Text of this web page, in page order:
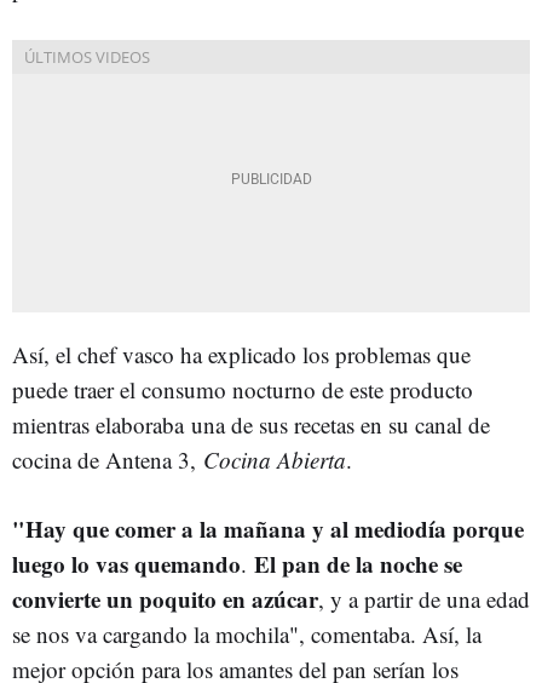
Así, el chef vasco ha explicado los problemas que
puede traer el consumo nocturno de este producto
mientras elaboraba una de sus recetas en su canal de
cocina de Antena 3, Cocina Abierta.
"Hay que comer a la mañana y al mediodía porque
luego lo vas quemando. El pan de la noche se
convierte un poquito en azúcar, y a partir de una edad
se nos va cargando la mochila", comentaba. Así, la
mejor opción para los amantes del pan serían los